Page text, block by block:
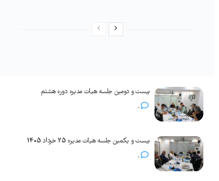
بیست و دومین جلسه هیات مدیره دوره هشتم
0
بیست و یکمین جلسه هیات مدیره 25 خرداد 1405
0